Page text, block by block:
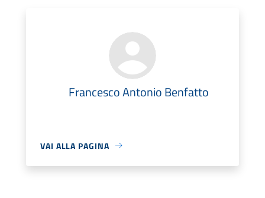
Francesco Antonio Benfatto
VAI ALLA PAGINA